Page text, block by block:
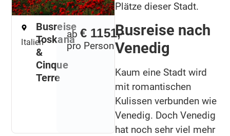
Italien
Busreise
Toskana
&
Cinque
Terre
ab € 1151,-
pro Person
Plätze dieser Stadt.
Busreise nach
Venedig
Kaum eine Stadt wird
mit romantischen
Kulissen verbunden wie
Venedig. Doch Venedig
hat noch sehr viel mehr